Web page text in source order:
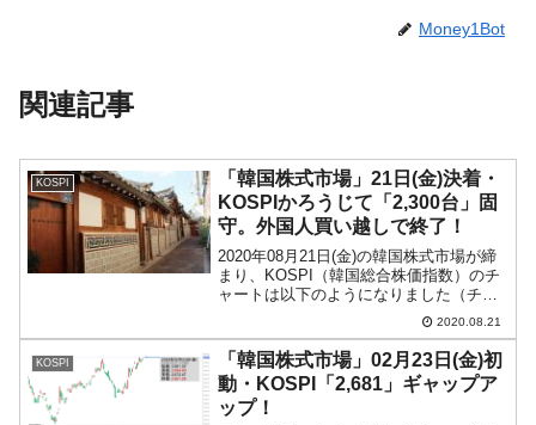
Money1Bot
関連記事
KOSPI
「韓国株式市場」21日(金)決着・
KOSPIかろうじて「2,300台」固
守。外国人買い越しで終了！
2020年08月21日(金)の韓国株式市場が締
まり、KOSPI（韓国総合株価指数）のチ
ャートは以下のようになりました（チャ
ートは『Investing.com』より引用）。実
体部分がほとんどないローソク足になり
ました。前日終値よりは上がって終...
2020.08.21
KOSPI
「韓国株式市場」02月23日(金)初
動・KOSPI「2,681」ギャップア
ップ！